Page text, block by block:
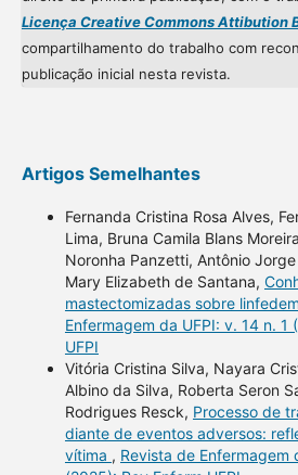
Licença Creative Commons Attibution
compartilhamento do trabalho com
publicação inicial nesta revista.
Artigos Semelhantes
Fernanda Cristina Rosa Alves,
Lima, Bruna Camila Blans
Noronha Panzetti, Antônio
Mary Elizabeth de Santana,
mastectomizadas sobre
Enfermagem da UFPI: v. 14 n. 1
UFPI
Vitória Cristina Silva, Nayara
Albino da Silva, Roberta Seron
Rodrigues Resck, Processo de
diante de eventos adversos:
vítima , Revista de Enfermagem